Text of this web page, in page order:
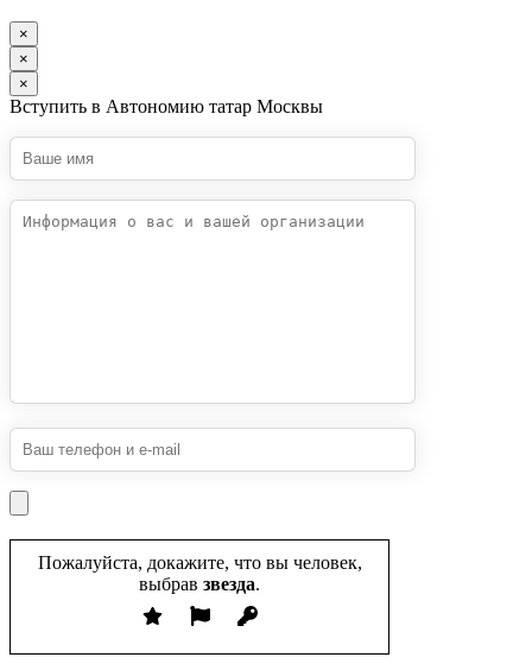
×
×
×
Вступить в Автономию татар Москвы
Пожалуйста, докажите, что вы человек,
выбрав звезда.